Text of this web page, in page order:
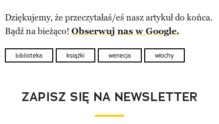
Dziękujemy, że przeczytałaś/eś nasz artykuł do końca.
Bądź na bieżąco! Obserwuj nas w Google.
biblioteka książki wenecja włochy
ZAPISZ SIĘ NA NEWSLETTER